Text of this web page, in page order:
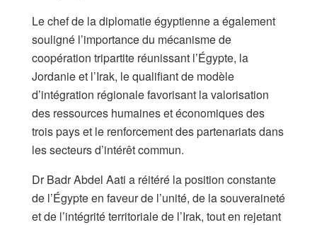
Le chef de la diplomatie égyptienne a également
souligné l’importance du mécanisme de
coopération tripartite réunissant l’Égypte, la
Jordanie et l’Irak, le qualifiant de modèle
d’intégration régionale favorisant la valorisation
des ressources humaines et économiques des
trois pays et le renforcement des partenariats dans
les secteurs d’intérêt commun.
Dr Badr Abdel Aati a réitéré la position constante
de l’Égypte en faveur de l’unité, de la souveraineté
et de l’intégrité territoriale de l’Irak, tout en rejetant